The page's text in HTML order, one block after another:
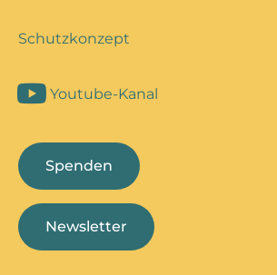
Schutzkonzept
Youtube-Kanal
Spenden
Newsletter